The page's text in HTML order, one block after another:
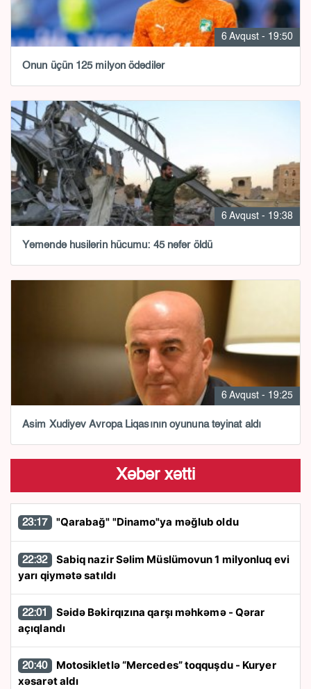
6 Avqust - 19:50
Onun üçün 125 milyon ödədilər
6 Avqust - 19:38
Yəməndə husilərin hücumu: 45 nəfər öldü
6 Avqust - 19:25
Asim Xudiyev Avropa Liqasının oyununa təyinat aldı
Xəbər xətti
23:17 "Qarabağ" "Dinamo"ya məğlub oldu
22:32
yarı qiymətə satıldı
22:01
açıqlandı
20:40
xəsarət aldı